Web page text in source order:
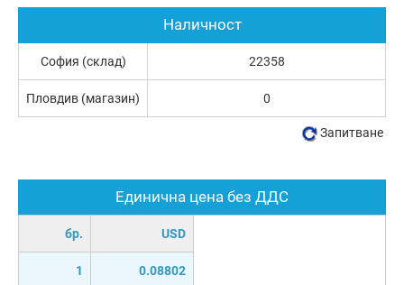
Единична цена без ДДС
бр. USD
1 0.08802
Наличност
София (склад) 22358
Пловдив (магазин) 0
Запитване